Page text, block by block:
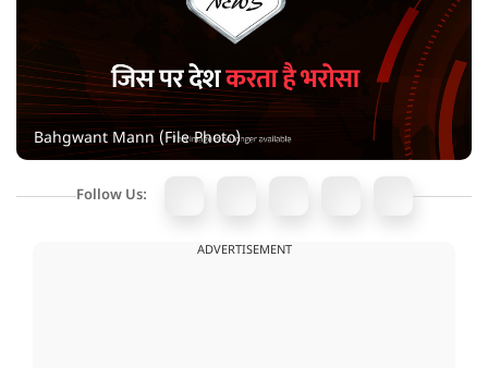
Bahgwant Mann (File Photo)
Follow Us:
ADVERTISEMENT